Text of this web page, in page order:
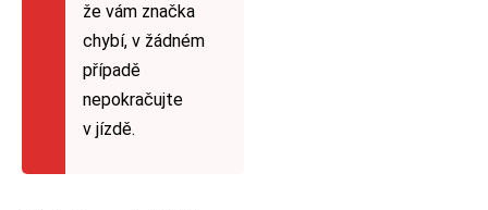
že vám značka
chybí, v žádném
případě
nepokračujte
v jízdě.